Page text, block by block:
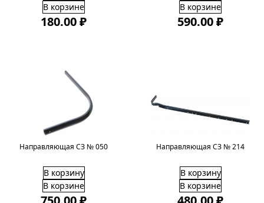
В корзине
180.00 ₽
В корзине
590.00 ₽
Направляющая СЗ № 050
В корзину
В корзине
Направляющая СЗ № 214
В корзину
В корзине